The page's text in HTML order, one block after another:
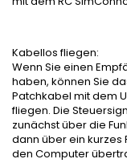
Kabellos fliegen:
Wenn Sie einen
haben, können Sie
Patchkabel mit dem
fliegen. Die
zunächst über die
dann über ein kurzes
den Computer